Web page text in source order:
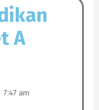
A
7:47 am